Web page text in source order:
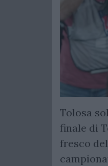
Tolosa
finale di
fresco